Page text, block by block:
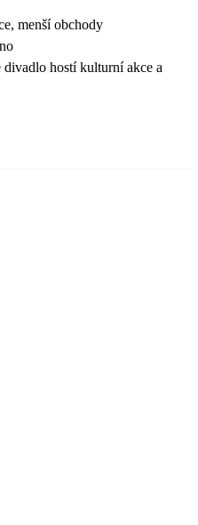
menší obchody
divadlo hostí kulturní akce a